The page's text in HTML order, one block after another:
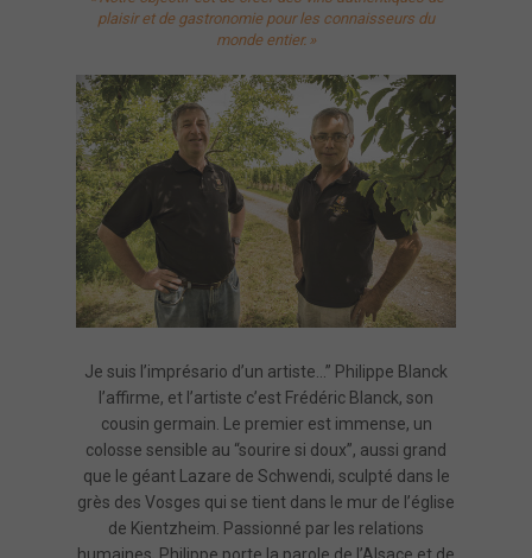
plaisir et de gastronomie pour les connaisseurs du
monde entier. »
Je suis l’imprésario d’un artiste…” Philippe Blanck
l’affirme, et l’artiste c’est Frédéric Blanck, son
cousin germain. Le premier est immense, un
colosse sensible au “sourire si doux”, aussi grand
que le géant Lazare de Schwendi, sculpté dans le
grès des Vosges qui se tient dans le mur de l’église
de Kientzheim. Passionné par les relations